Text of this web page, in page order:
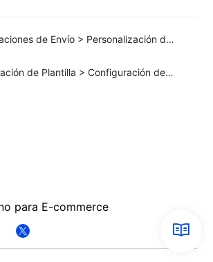
Configuraciones de Envío > Personalización de Etiquetas para Shopee
Configuración de Plantilla > Configuración de Plantilla de Albarán
para E-commerce